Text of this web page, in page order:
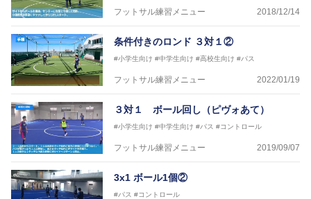
フットサル練習メニュー 2018/12/14
条件付きのロンド ３対１②
#小学生向け #中学生向け #高校生向け #パス
フットサル練習メニュー 2022/01/19
３対１ ボール回し（ピヴォあて）
#小学生向け #中学生向け #パス #コントロール
フットサル練習メニュー 2019/09/07
3x1 ボール1個②
#パス #コントロール